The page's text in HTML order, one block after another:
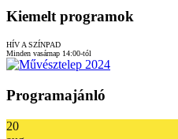
Kiemelt programok
HÍV A SZÍNPAD
Minden vasárnap 14:00-tól
Programajánló
20